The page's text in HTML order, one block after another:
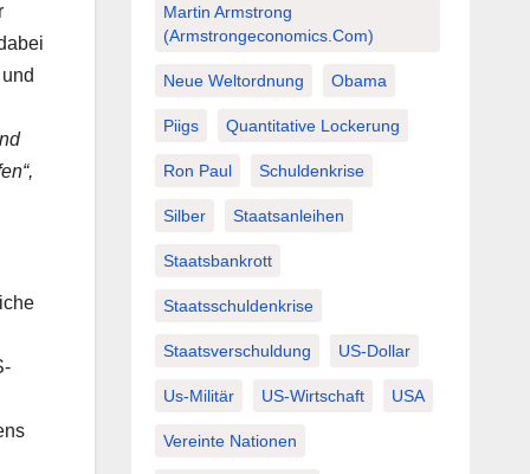
Martin Armstrong
(Armstrongeconomics.com)
Neue Weltordnung Obama
Piigs Quantitative Lockerung
Ron Paul Schuldenkrise
Silber Staatsanleihen
Staatsbankrott
Staatsschuldenkrise
Staatsverschuldung US-Dollar
Us-Militär US-Wirtschaft USA
Vereinte Nationen